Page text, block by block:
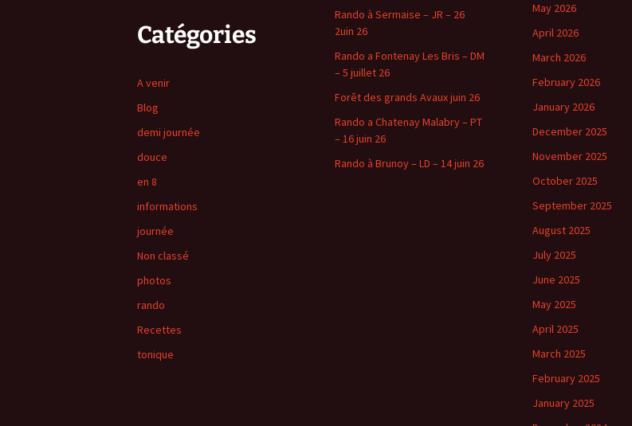
Rando à Sermaise – JR – 26
2uin 26
Rando a Fontenay Les Bris – DM
– 5 juillet 26
Forêt des grands Avaux juin 26
Rando a Chatenay Malabry – PT
– 16 juin 26
Rando à Brunoy – LD – 14 juin 26
May 2026
April 2026
March 2026
February 2026
January 2026
December 2025
November 2025
October 2025
September 2025
August 2025
July 2025
June 2025
May 2025
April 2025
March 2025
February 2025
January 2025
Catégories
A venir
Blog
demi journée
douce
en 8
informations
journée
Non classé
photos
rando
Recettes
tonique